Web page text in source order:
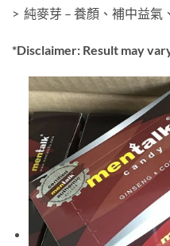
> 純麥芽 – 養顏、補中益氣
*Disclaimer: Result may